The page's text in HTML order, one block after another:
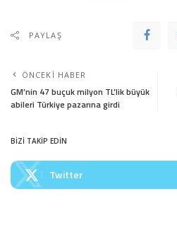
PAYLAŞ
ÖNCEKI HABER
GM’nin 47 buçuk milyon TL’lik büyük
abileri Türkiye pazarına girdi
BİZİ TAKİP EDİN
Twitter